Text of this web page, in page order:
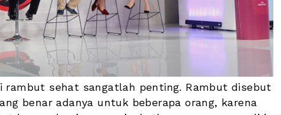
rambut sehat sangatlah penting. Rambut disebut
benar adanya untuk beberapa orang, karena